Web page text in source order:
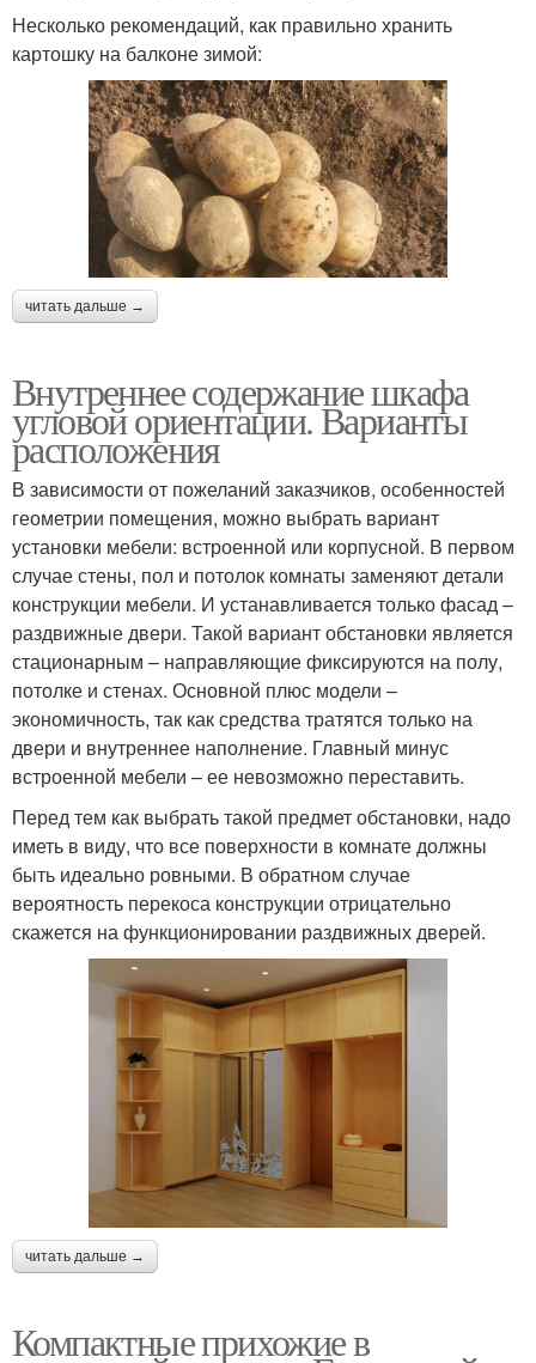
Несколько рекомендаций, как правильно хранить
картошку на балконе зимой:
читать дальше →
Внутреннее содержание шкафа
угловой ориентации. Варианты
расположения
В зависимости от пожеланий заказчиков, особенностей
геометрии помещения, можно выбрать вариант
установки мебели: встроенной или корпусной. В первом
случае стены, пол и потолок комнаты заменяют детали
конструкции мебели. И устанавливается только фасад –
раздвижные двери. Такой вариант обстановки является
стационарным – направляющие фиксируются на полу,
потолке и стенах. Основной плюс модели –
экономичность, так как средства тратятся только на
двери и внутреннее наполнение. Главный минус
встроенной мебели – ее невозможно переставить.
Перед тем как выбрать такой предмет обстановки, надо
иметь в виду, что все поверхности в комнате должны
быть идеально ровными. В обратном случае
вероятность перекоса конструкции отрицательно
скажется на функционировании раздвижных дверей.
читать дальше →
Компактные прихожие в